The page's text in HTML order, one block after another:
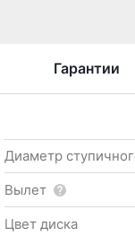
Гарантии
Диаметр
Вылет
Цвет диска